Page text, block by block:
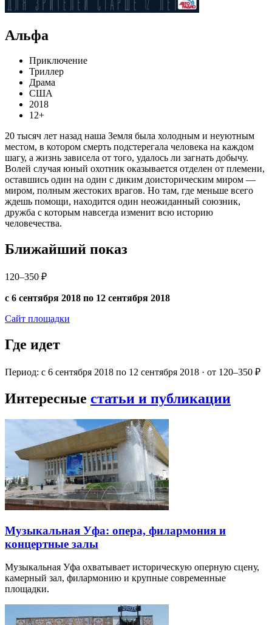
Альфа
Приключение
Триллер
Драма
США
2018
12+
20 тысяч лет назад наша Земля была холодным и неуютным
местом, в котором смерть подстерегала человека на каждом
шагу, а жизнь зависела от того, удалось ли загнать добычу.
Волей случая юный охотник оказывается отделен от племени,
оставшись один на один с диким доисторическим миром —
миром, полным жестоких врагов. Но там, где меньше всего
ждешь помощи, находится один неожиданный союзник,
дружба с которым навсегда изменит всю историю
человечества.
Ближайший показ
120–350 ₽
с 6 сентября 2018 по 12 сентября 2018
Сайт площадки
Где идет
Период: с 6 сентября 2018 по 12 сентября 2018 · от 120–350 ₽
Интересные статьи и публикации
Музыкальная Уфа: опера, филармония и
концертные залы
Музыкальная Уфа охватывает историческую оперную сцену,
камерный зал, филармонию и крупные современные
площадки.